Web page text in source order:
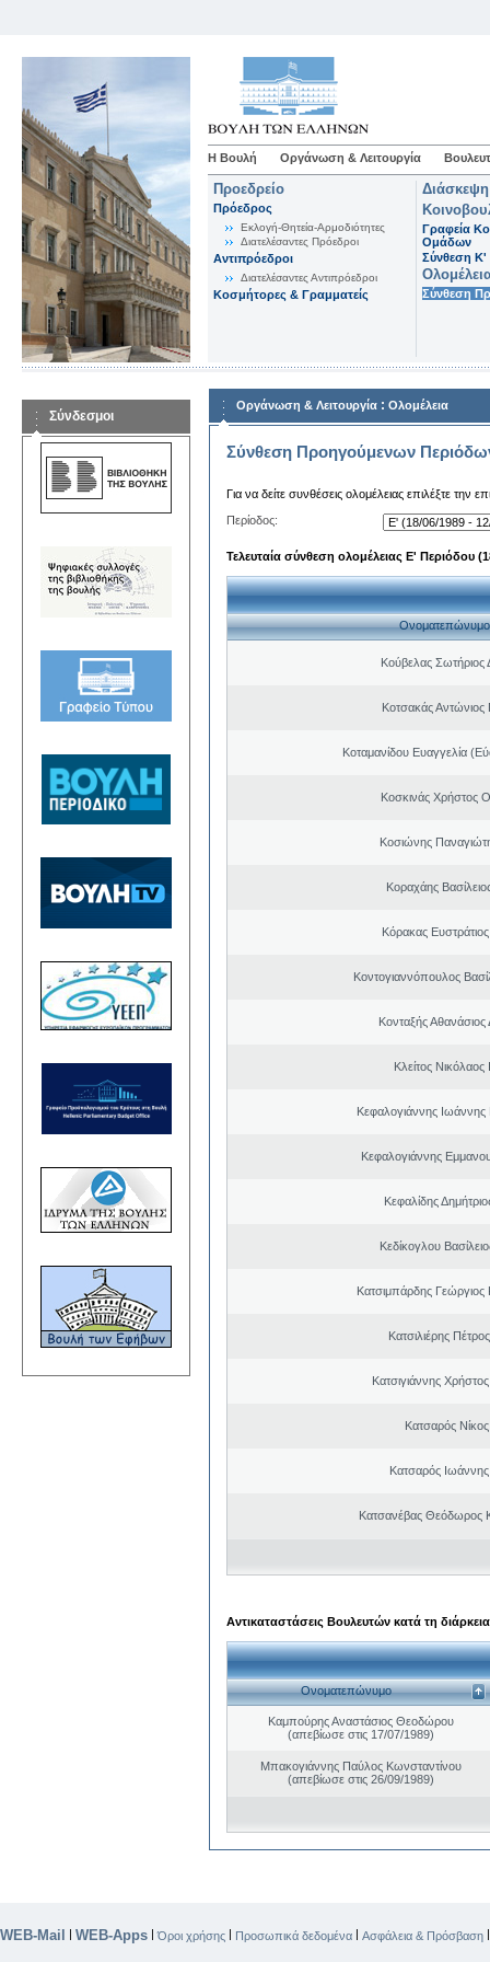
Η Βουλή Οργάνωση & Λειτουργία
Προεδρείο
Πρόεδρος
Εκλογή-Θητεία-Αρμοδιότητες
Διατελέσαντες Πρόεδροι
Αντιπρόεδροι
Διατελέσαντες Αντιπρόεδροι
Κοσμήτορες & Γραμματείς
Γραφεία
Ομάδων
Σύνθεση K'
Σύνθεση
Σύνδεσμοι
Οργάνωση & Λειτουργία : Ολομέλεια
Σύνθεση Προηγούμενων
Για να δείτε συνθέσεις ολομέλειας επιλέξτε την
Περίοδος:
Τελευταία σύνθεση ολομέλειας Ε' Περιόδου
Ονοματεπώνυμο
Κούβελας Σωτήριος
Κοτσακάς Αντώνιος
Κοταμανίδου Ευαγγελία
Κοσκινάς Χρήστος
Κοσιώνης
Κοραχάης
Κόρακας
Κοντογιαννόπουλος
Κονταξής Αθανάσιος
Κλείτος
Κεφαλογιάννης Ιωάννης
Κεφαλογιάννης
Κεφαλίδης
Κεδίκογλου
Κατσιμπάρδης Γεώργιος
Κατσιλιέρης
Κατσιγιάννης
Κατσαρός
Κατσαρός
Κατσανέβας Θεόδωρος
Αντικαταστάσεις Βουλευτών κατά τη
Ονοματεπώνυμο
Καμπούρης Αναστάσιος Θεοδώρου
(απεβίωσε στις 17/07/1989)
Μπακογιάννης Παύλος Κωνσταντίνου
(απεβίωσε στις 26/09/1989)
WEB-Mail | WEB-Apps |Όροι χρήσης | Προσωπικά δεδομένα | Ασφάλεια & Πρόσβαση